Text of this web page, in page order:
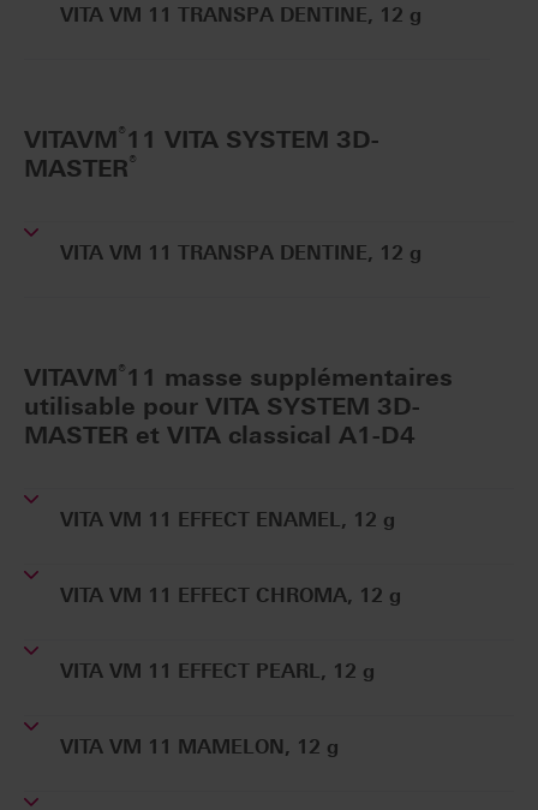
VITA VM 11 TRANSPA DENTINE, 12 g
VITAVM®11 VITA SYSTEM 3D-
MASTER®
VITA VM 11 TRANSPA DENTINE, 12 g
VITAVM®11 masse supplémentaires
utilisable pour VITA SYSTEM 3D-
MASTER et VITA classical A1-D4
VITA VM 11 EFFECT ENAMEL, 12 g
VITA VM 11 EFFECT CHROMA, 12 g
VITA VM 11 EFFECT PEARL, 12 g
VITA VM 11 MAMELON, 12 g